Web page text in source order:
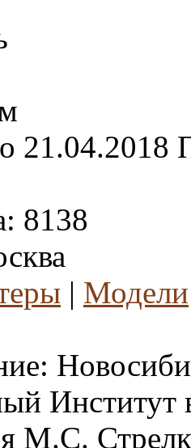
21.04.2018
8138
| Модели
Институт
М.С.